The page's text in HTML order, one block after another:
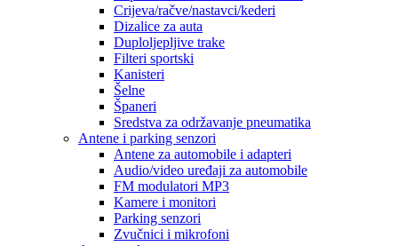
Crijeva/račve/nastavci/kederi
Dizalice za auta
Duploljepljive trake
Filteri sportski
Kanisteri
Šelne
Španeri
Sredstva za održavanje pneumatika
Antene i parking senzori
Antene za automobile i adapteri
Audio/video uređaji za automobile
FM modulatori MP3
Kamere i monitori
Parking senzori
Zvučnici i mikrofoni